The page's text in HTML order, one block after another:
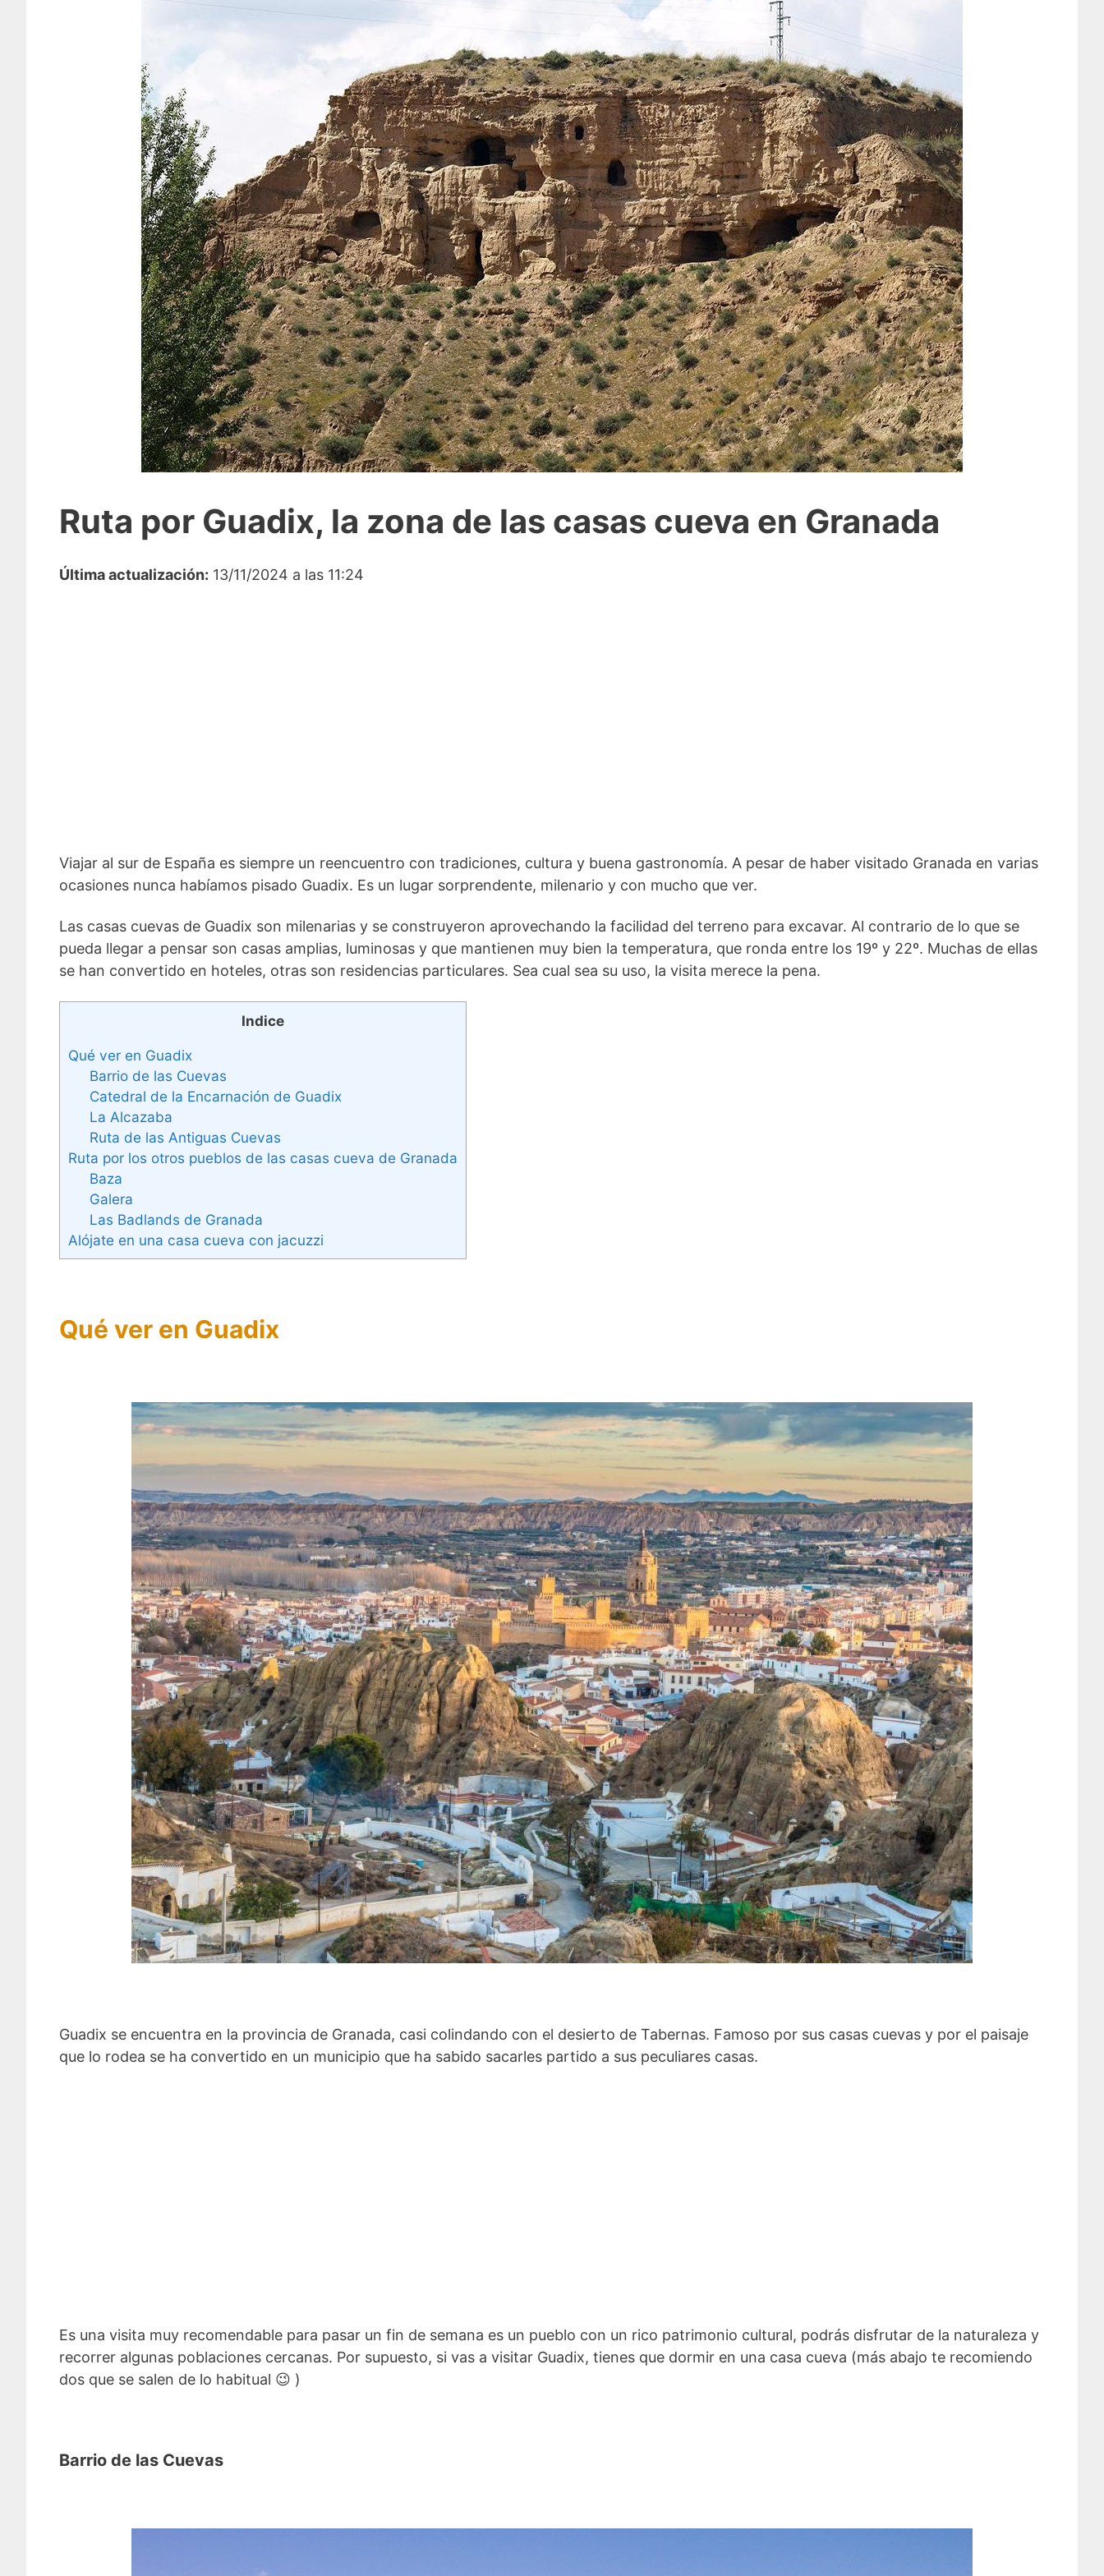
Ruta por Guadix, la zona de las casas cueva en Granada
Última actualización: 13/11/2024 a las 11:24
Viajar al sur de España es siempre un reencuentro con tradiciones, cultura y buena gastronomía. A pesar de haber visitado Granada en varias
ocasiones nunca habíamos pisado Guadix. Es un lugar sorprendente, milenario y con mucho que ver.
Las casas cuevas de Guadix son milenarias y se construyeron aprovechando la facilidad del terreno para excavar. Al contrario de lo que se
pueda llegar a pensar son casas amplias, luminosas y que mantienen muy bien la temperatura, que ronda entre los 19º y 22º. Muchas de ellas
se han convertido en hoteles, otras son residencias particulares. Sea cual sea su uso, la visita merece la pena.
Indice
Qué ver en Guadix
Barrio de las Cuevas
Catedral de la Encarnación de Guadix
La Alcazaba
Ruta de las Antiguas Cuevas
Ruta por los otros pueblos de las casas cueva de Granada
Baza
Galera
Las Badlands de Granada
Alójate en una casa cueva con jacuzzi
Qué ver en Guadix
Guadix se encuentra en la provincia de Granada, casi colindando con el desierto de Tabernas. Famoso por sus casas cuevas y por el paisaje
que lo rodea se ha convertido en un municipio que ha sabido sacarles partido a sus peculiares casas.
Es una visita muy recomendable para pasar un fin de semana es un pueblo con un rico patrimonio cultural, podrás disfrutar de la naturaleza y
recorrer algunas poblaciones cercanas. Por supuesto, si vas a visitar Guadix, tienes que dormir en una casa cueva (más abajo te recomiendo
dos que se salen de lo habitual 😉 )
Barrio de las Cuevas